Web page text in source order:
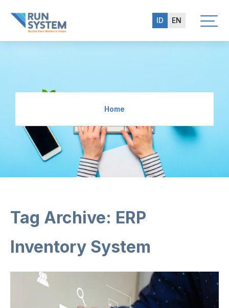
ID EN
Home
Tag Archive: ERP
Inventory System